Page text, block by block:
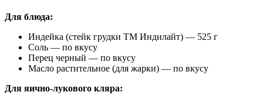
Для блюда:
Индейка (стейк грудки ТМ Индилайт) — 525 г
Соль — по вкусу
Перец черный — по вкусу
Масло растительное (для жарки) — по вкусу
Для яично-лукового кляра: